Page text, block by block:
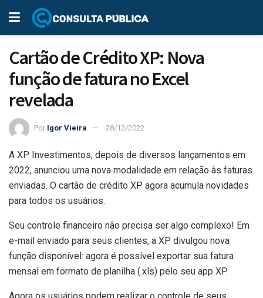
Cartão de Crédito XP: Nova
função de fatura no Excel
revelada
Por Igor Vieira 28/12/2022
A XP Investimentos, depois de diversos lançamentos em
2022, anunciou uma nova modalidade em relação às faturas
enviadas. O cartão de crédito XP agora acumula novidades
para todos os usuários.
Seu controle financeiro não precisa ser algo complexo! Em
e-mail enviado para seus clientes, a XP divulgou nova
função disponível: agora é possível exportar sua fatura
mensal em formato de planilha (.xls) pelo seu app XP.